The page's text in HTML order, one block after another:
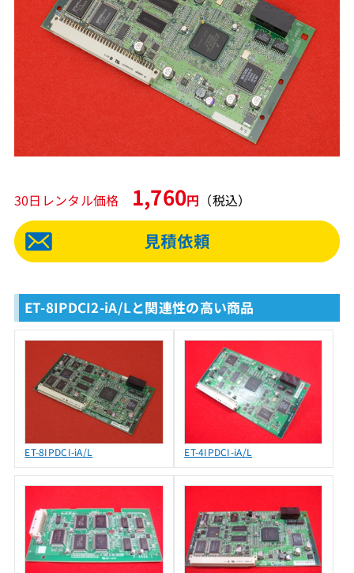
30日レンタル価格 1,760円 （税込）
ET-8IPDCI2-iA/Lと関連性の高い商品
ET-8IPDCI-iA/L ET-4IPDCI-iA/L